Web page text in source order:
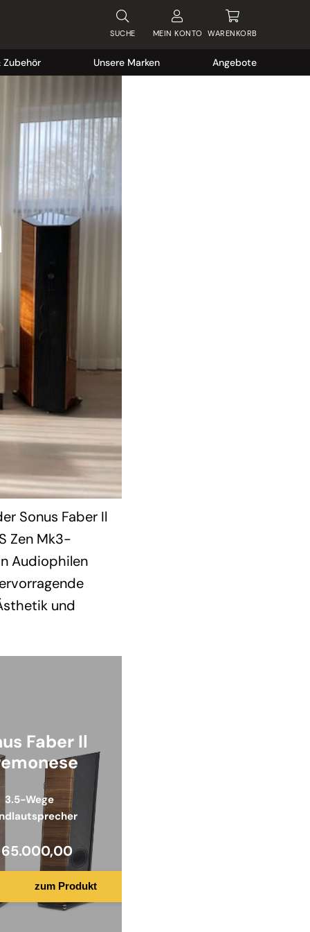
SUCHE MEIN KONTO WARENKORB
Zubehör Unsere Marken Angebote
Sonus Faber Il
Zen Mk3-
Audiophilen
und
Faber Il
3.5-Wege
zum Produkt